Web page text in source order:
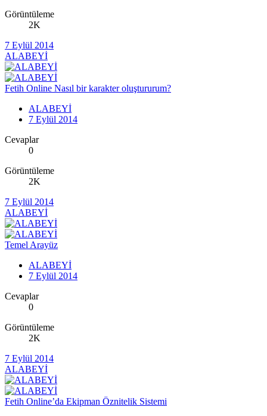
Görüntüleme
2K
7 Eylül 2014
ALABEYİ
Fetih Online Nasıl bir karakter oluştururum?
ALABEYİ
7 Eylül 2014
Cevaplar
0
Görüntüleme
2K
7 Eylül 2014
ALABEYİ
Temel Arayüz
ALABEYİ
7 Eylül 2014
Cevaplar
0
Görüntüleme
2K
7 Eylül 2014
ALABEYİ
Fetih Online’da Ekipman Öznitelik Sistemi